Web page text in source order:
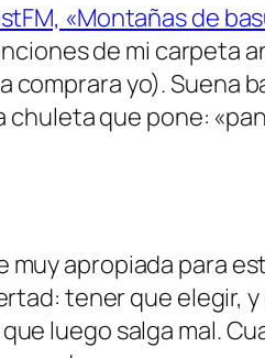
«Montañas de
de mi carpeta
yo). Suena
que pone:
muy apropiada para
tener que elegir,
luego salga mal.